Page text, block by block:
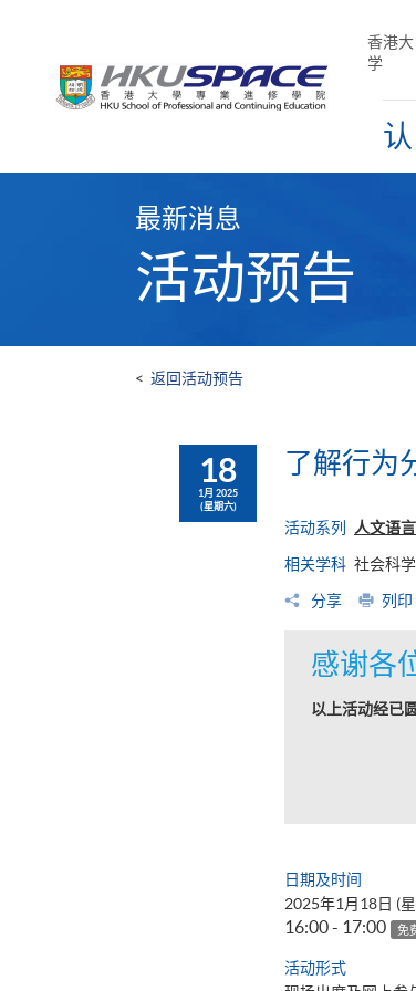
香港大
学
最新消息
活动预告
< 返回活动预告
18
1月 2025
(星期六)
了解行为
活动系列 人文语
相关学科 社会科学
分享 列印
感谢各
以上活动经已
日期及时间
2025年1月18日 (
16:00 - 17:00 免
活动形式